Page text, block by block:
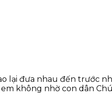
lại đưa nhau đến trước
không nhờ con dân